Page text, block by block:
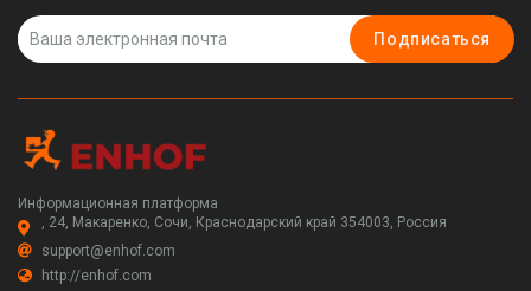
Подписаться
Информационная платформа
, 24, Макаренко, Сочи, Краснодарский край 354003, Россия
support@enhof.com
http://enhof.com